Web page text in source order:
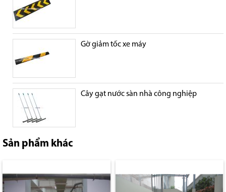
Gờ giảm tốc xe máy
Cây gạt nước sàn nhà công nghiệp
Sản phẩm khác